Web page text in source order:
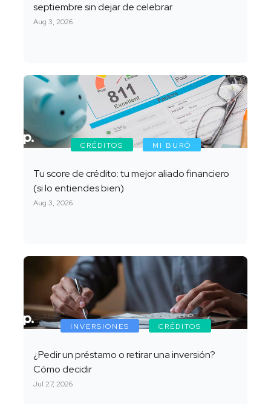
septiembre sin dejar de celebrar
Aug 3, 2026
CRÉDITOS MI BURÓ
Tu score de crédito: tu mejor aliado financiero
(si lo entiendes bien)
Aug 3, 2026
INVERSIONES CRÉDITOS
¿Pedir un préstamo o retirar una inversión?
Cómo decidir
Jul 27, 2026